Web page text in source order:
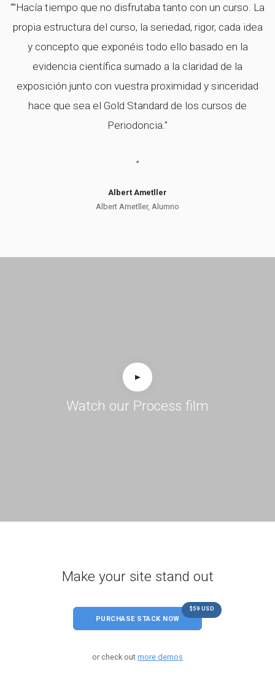
“"Hacía tiempo que no disfrutaba tanto con un curso. La
propia estructura del curso, la seriedad, rigor, cada idea
y concepto que exponéis todo ello basado en la
evidencia científica sumado a la claridad de la
exposición junto con vuestra proximidad y sinceridad
hace que sea el Gold Standard de los cursos de
Periodoncia."
”
Albert Ametller
Albert Ametller, Alumno
Watch our Process film
Make your site stand out
PURCHASE STACK NOW
$59 USD
or check out more demos